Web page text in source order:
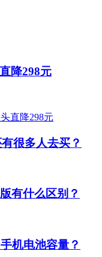
降298元
很多人去买？
有什么区别？
机电池容量？